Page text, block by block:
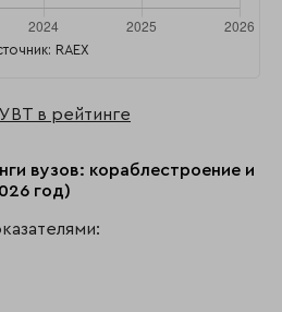
RAEX
в рейтинге
вузов: кораблестроение и
год)